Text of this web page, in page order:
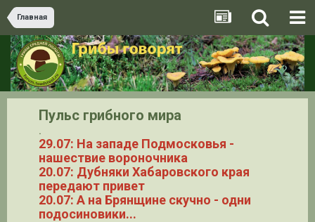
Главная
Пульс грибного мира
.
29.07: На западе Подмосковья -
нашествие вороночника
20.07: Дубняки Хабаровского края
передают привет
20.07: А на Брянщине скучно - одни
подосиновики...